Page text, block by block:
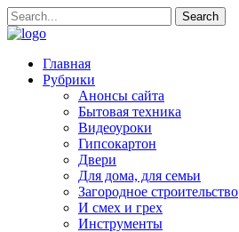
Главная
Рубрики
Анонсы сайта
Бытовая техника
Видеоуроки
Гипсокартон
Двери
Для дома, для семьи
Загородное строительство
И смех и грех
Инструменты